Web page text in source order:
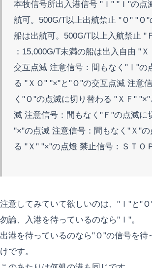
本牧信号所出入港信号 "Ｉ" "Ｉ"の点
航可。500G/T以上出航禁止 "Ｏ" "Ｏ
船は出航可。500G/T以上入航禁止 "
：15,000G/T未満の船は出入自由 "
交互点滅 注意信号：間もなく"Ⅰ"の
る "ＸＯ" "×"と"Ｏ"の交互点滅 注意
く"Ｏ"の点滅に切り替わる "ＸＦ"
滅 注意信号：間もなく"Ｆ"の点滅に
"×"の点滅 注意信号：間もなく"Ｘ"
る "Ｘ" "×"の点燈 禁止信号：ＳＴＯ
注意してみていて欲しいのは、"Ｉ"と"Ｏ"
勿論、入港を待っているのなら"Ｉ"。
出港を待っているのなら"Ｏ"の信号を待
けです。